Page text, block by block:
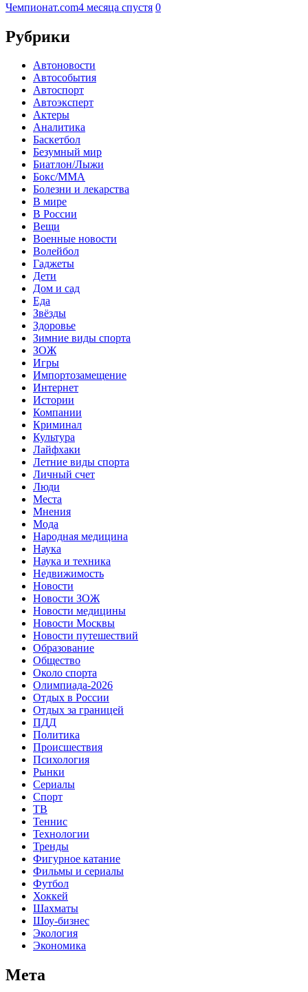
Чемпионат.com4 месяца спустя 0
Рубрики
Автоновости
Автособытия
Автоспорт
Автоэксперт
Актеры
Аналитика
Баскетбол
Безумный мир
Биатлон/Лыжи
Бокс/MMA
Болезни и лекарства
В мире
В России
Вещи
Военные новости
Волейбол
Гаджеты
Дети
Дом и сад
Еда
Звёзды
Здоровье
Зимние виды спорта
ЗОЖ
Игры
Импортозамещение
Интернет
Истории
Компании
Криминал
Культура
Лайфхаки
Летние виды спорта
Личный счет
Люди
Места
Мнения
Мода
Народная медицина
Наука
Наука и техника
Недвижимость
Новости
Новости ЗОЖ
Новости медицины
Новости Москвы
Новости путешествий
Образование
Общество
Около спорта
Олимпиада-2026
Отдых в России
Отдых за границей
ПДД
Политика
Происшествия
Психология
Рынки
Сериалы
Спорт
ТВ
Теннис
Технологии
Тренды
Фигурное катание
Фильмы и сериалы
Футбол
Хоккей
Шахматы
Шоу-бизнес
Экология
Экономика
Мета